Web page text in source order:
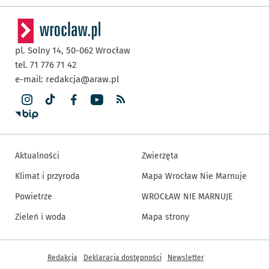
pl. Solny 14, 50-062 Wrocław
tel. 71 776 71 42
e-mail: redakcja@araw.pl
Aktualności
Klimat i przyroda
Powietrze
Zieleń i woda
Zwierzęta
Mapa Wrocław Nie Marnuje
WROCŁAW NIE MARNUJE
Mapa strony
Inne informacje
Redakcja Deklaracja dostępności Newsletter